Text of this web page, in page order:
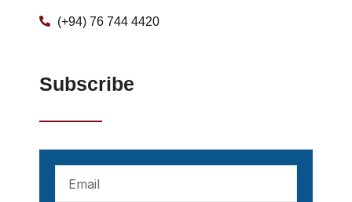
(+94) 76 744 4420
Subscribe